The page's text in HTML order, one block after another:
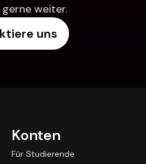
weiter.
uns
Konten
Für Studierende